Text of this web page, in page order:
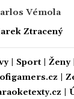
Vémola
Ztracený
| Sport| Ženy|